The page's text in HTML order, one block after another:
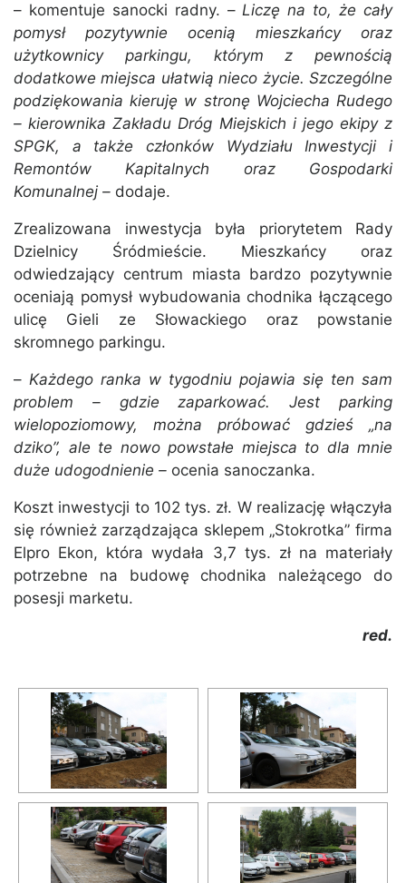
– komentuje sanocki radny. –Liczę na to, że cały
pomysł pozytywnie ocenią mieszkańcy oraz
użytkownicy parkingu, którym z pewnością
dodatkowe miejsca ułatwią nieco życie. Szczególne
podziękowania kieruję w stronę Wojciecha Rudego
– kierownika Zakładu Dróg Miejskich i jego ekipy z
SPGK, a także członków Wydziału Inwestycji i
Remontów Kapitalnych oraz Gospodarki
Komunalnej – dodaje.
Zrealizowana inwestycja była priorytetem Rady
Dzielnicy Śródmieście. Mieszkańcy oraz
odwiedzający centrum miasta bardzo pozytywnie
oceniają pomysł wybudowania chodnika łączącego
ulicę Gieli ze Słowackiego oraz powstanie
skromnego parkingu.
– Każdego ranka w tygodniu pojawia się ten sam
problem – gdzie zaparkować. Jest parking
wielopoziomowy, można próbować gdzieś „na
dziko”, ale te nowo powstałe miejsca to dla mnie
duże udogodnienie – ocenia sanoczanka.
Koszt inwestycji to 102 tys. zł. W realizację włączyła
się również zarządzająca sklepem „Stokrotka” firma
Elpro Ekon, która wydała 3,7 tys. zł na materiały
potrzebne na budowę chodnika należącego do
posesji marketu.
red.